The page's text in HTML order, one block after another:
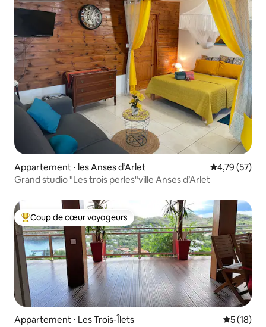
Appartement ⋅ les Anses d’Arlet Évaluation
4,79 (57)
Grand studio "Les trois perles"ville Anses d’Arlet
Coups de cœur voyageurs les plus appréciés
Coup de cœur voyageurs
Appartement ⋅ Les Trois-Îlets
5 (18)